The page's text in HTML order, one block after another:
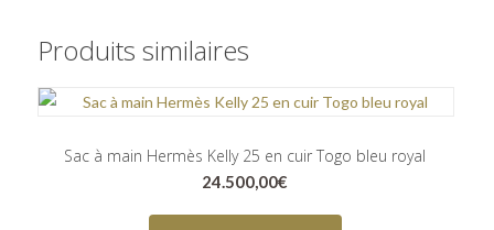
Produits similaires
Sac à main Hermès Kelly 25 en cuir Togo bleu royal
24.500,00€